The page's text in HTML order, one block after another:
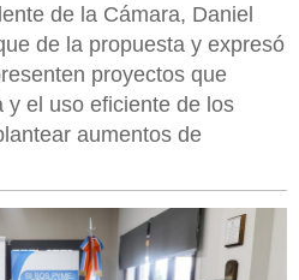
de la Cámara, Daniel
de la propuesta y expresó
proyectos que
y el uso eficiente de los
aumentos de